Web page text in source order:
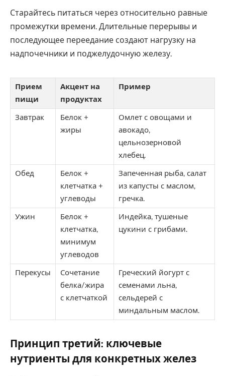
Старайтесь питаться через относительно равные
промежутки времени. Длительные перерывы и
последующее переедание создают нагрузку на
надпочечники и поджелудочную железу.
Прием
пищи
Акцент на
продуктах
Пример
Завтрак
Белок +
жиры
Омлет с овощами и
авокадо,
цельнозерновой
хлебец.
Обед
Белок +
клетчатка +
углеводы
Запеченная рыба, салат
из капусты с маслом,
гречка.
Ужин
Белок +
клетчатка,
минимум
углеводов
Индейка, тушеные
цукини с грибами.
Перекусы
Сочетание
белка/жира
с клетчаткой
Греческий йогурт с
семенами льна,
сельдерей с
миндальным маслом.
Принцип третий: ключевые
нутриенты для конкретных желез